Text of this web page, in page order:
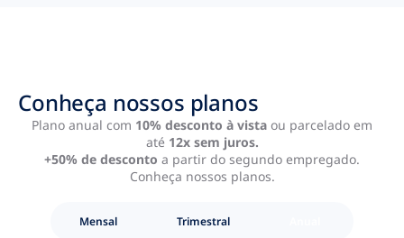
Conheça nossos planos
Plano anual com 10% desconto à vista ou parcelado em
até 12x sem juros.
+50% de desconto a partir do segundo empregado.
Conheça nossos planos.
Mensal Trimestral